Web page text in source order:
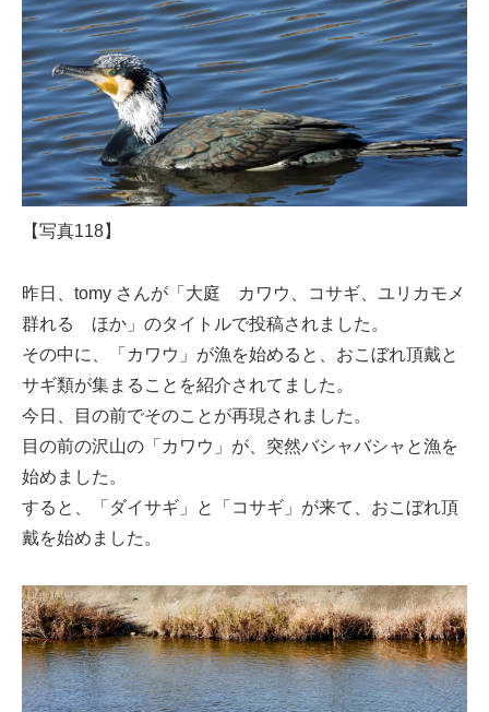
【写真118】
昨日、tomy さんが「大庭 カワウ、コサギ、ユリカモメ
群れる ほか」のタイトルで投稿されました。
その中に、「カワウ」が漁を始めると、おこぼれ頂戴と
サギ類が集まることを紹介されてました。
今日、目の前でそのことが再現されました。
目の前の沢山の「カワウ」が、突然バシャバシャと漁を
始めました。
すると、「ダイサギ」と「コサギ」が来て、おこぼれ頂
戴を始めました。